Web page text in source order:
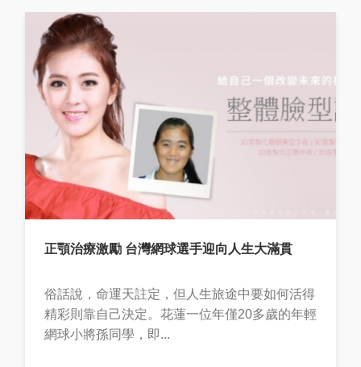
正顎治療激勵 台灣網球選手迎向人生大滿貫
俗話說，命運天註定，但人生旅途中要如何活得
精彩則靠自己決定。花蓮一位年僅20多歲的年輕
網球小將孫同學，即...